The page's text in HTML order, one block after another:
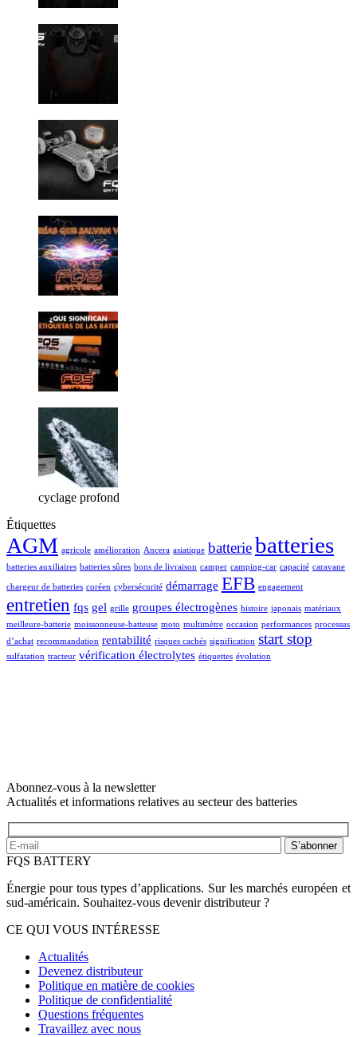
cyclage profond
Étiquettes
AGM agricole amélioration Ancera asiatique batteriebatteries
batteries auxiliaires batteries sûres bons de livraison camper camping-car capacité caravane
chargeur de batteries coréen cybersécurité démarrage EFB engagement
entretien fqs gel grille groupes électrogènes histoire japonais matériaux
meilleure-batterie moissonneuse-batteuse moto multimètre occasion performances processus
d’achat recommandation rentabilité risques cachés signification start stop
sulfatation tracteur vérification électrolytes étiquettes évolution
Abonnez-vous à la newsletter
Actualités et informations relatives au secteur des batteries
S’abonner
FQS BATTERY
Énergie pour tous types d’applications. Sur les marchés européen et
sud-américain. Souhaitez-vous devenir distributeur ?
CE QUI VOUS INTÉRESSE
Actualités
Devenez distributeur
Politique en matière de cookies
Politique de confidentialité
Questions fréquentes
Travaillez avec nous